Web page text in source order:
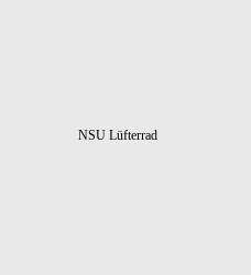
NSU Lüfterrad